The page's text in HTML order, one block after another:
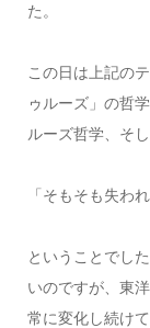
た。
この日は上記の
ゥルーズ」の哲
ルーズ哲学、そ
「そもそも失わ
ということでし
いのですが、東
常に変化し続け